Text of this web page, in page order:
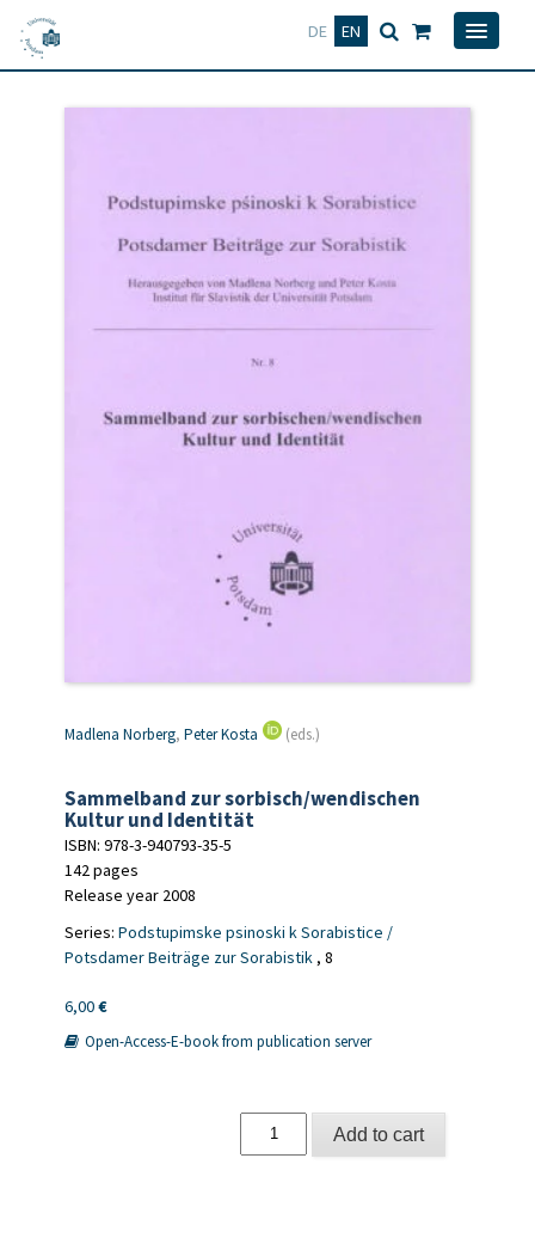
DE EN
Deutsch
Madlena Norberg, Peter Kosta (eds.)
Sammelband zur sorbisch/wendischen
Kultur und Identität
ISBN: 978-3-940793-35-5
142 pages
Release year 2008
Series: Podstupimske psinoski k Sorabistice /
Potsdamer Beiträge zur Sorabistik , 8
6,00€
Open-Access-E-book from publication server
Add to cart